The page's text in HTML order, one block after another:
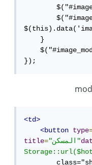
        $("#image_src").show();
        $("#image_src").attr("src",
    }
    $("#image_modal").modal("show");
});
<td>
<button
type
title= "المسكن"
        class="show-image-modal dropdown-